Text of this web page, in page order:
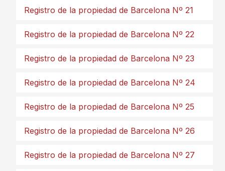
Registro de la propiedad de Barcelona Nº 21
Registro de la propiedad de Barcelona Nº 22
Registro de la propiedad de Barcelona Nº 23
Registro de la propiedad de Barcelona Nº 24
Registro de la propiedad de Barcelona Nº 25
Registro de la propiedad de Barcelona Nº 26
Registro de la propiedad de Barcelona Nº 27